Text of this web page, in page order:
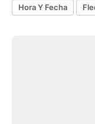
Hora Y Fecha